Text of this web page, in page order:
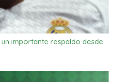
importante respaldo desde